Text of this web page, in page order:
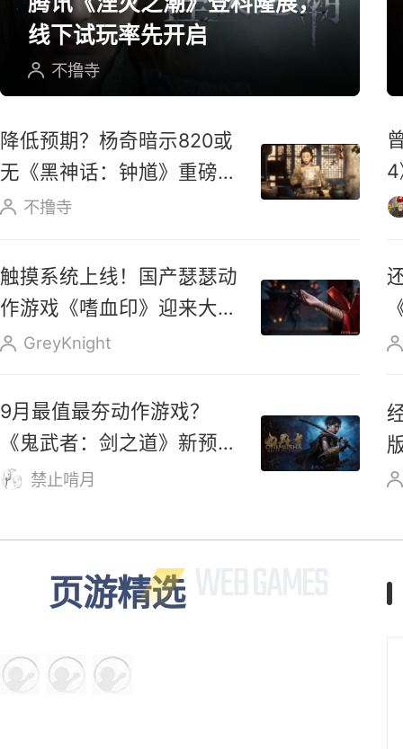
腾讯《湮灭之潮》登科隆展，
线下试玩率先开启
不撸寺
降低预期？杨奇暗示820或
无《黑神话：钟馗》重磅实
机内容
不撸寺
触摸系统上线！国产瑟瑟动
作游戏《嗜血印》迎来大更
GreyKnight
9月最值最夯动作游戏？